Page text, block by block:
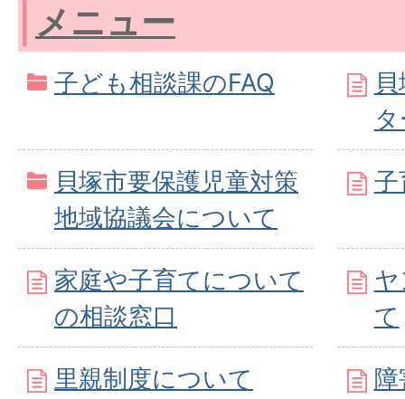
メニュー
子ども相談課のFAQ
貝塚市要保護児童対策
地域協議会について
子
家庭や子育てについて
の相談窓口
て
里親制度について